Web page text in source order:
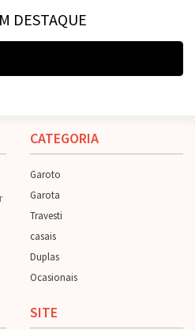
DESTAQUE
CATEGORIA
Garoto
Garota
Travesti
casais
Duplas
Ocasionais
SITE